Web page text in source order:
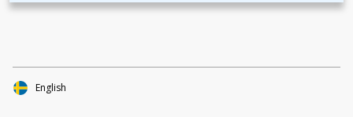
and printed marketing material you create and use
to market your fundraiser.
English